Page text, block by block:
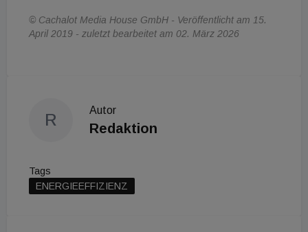
© Cachalot Media House GmbH - Veröffentlicht am 15.
April 2019 - zuletzt bearbeitet am 02. März 2026
R
Autor
Redaktion
Tags
ENERGIEEFFIZIENZ